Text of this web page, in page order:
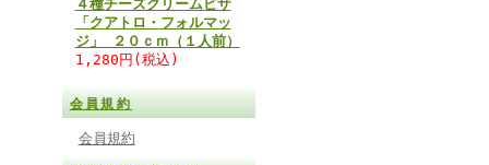
４種チーズクリームピザ
「クアトロ・フォルマッ
ジ」 ２０ｃｍ（１人前）
1,280円(税込)
会員規約
会員規約